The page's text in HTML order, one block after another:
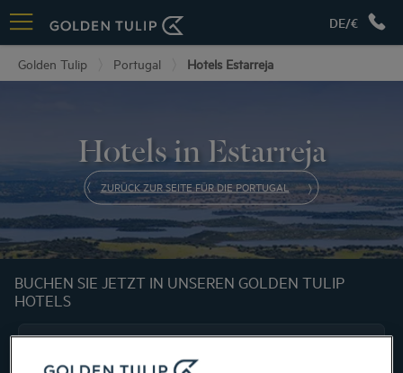
DE/€
Golden Tulip Portugal Hotels Estarreja
Hotels in Estarreja
ZURÜCK ZUR SEITE FÜR DIE PORTUGAL
BUCHEN SIE JETZT IN UNSEREN GOLDEN TULIP
HOTELS